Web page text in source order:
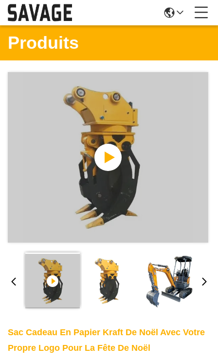
Produits
Sac Cadeau En Papier Kraft De Noël Avec Votre
Propre Logo Pour La Fête De Noël